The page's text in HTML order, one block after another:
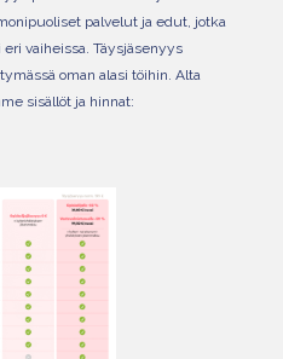
palvelut ja edut, jotka
vaiheissa. Täysjäsenyys
oman alasi töihin. Alta
sisällöt ja hinnat: